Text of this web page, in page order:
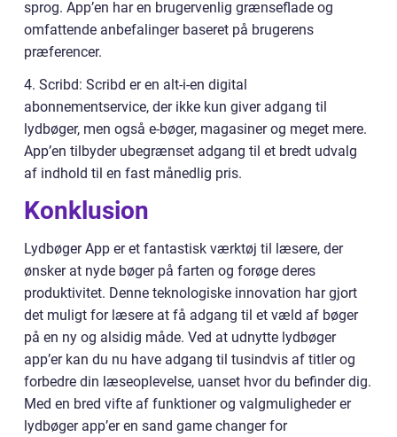
sprog. App’en har en brugervenlig grænseflade og
omfattende anbefalinger baseret på brugerens
præferencer.
4. Scribd: Scribd er en alt-i-en digital
abonnementservice, der ikke kun giver adgang til
lydbøger, men også e-bøger, magasiner og meget mere.
App’en tilbyder ubegrænset adgang til et bredt udvalg
af indhold til en fast månedlig pris.
Konklusion
Lydbøger App er et fantastisk værktøj til læsere, der
ønsker at nyde bøger på farten og forøge deres
produktivitet. Denne teknologiske innovation har gjort
det muligt for læsere at få adgang til et væld af bøger
på en ny og alsidig måde. Ved at udnytte lydbøger
app’er kan du nu have adgang til tusindvis af titler og
forbedre din læseoplevelse, uanset hvor du befinder dig.
Med en bred vifte af funktioner og valgmuligheder er
lydbøger app’er en sand game changer for